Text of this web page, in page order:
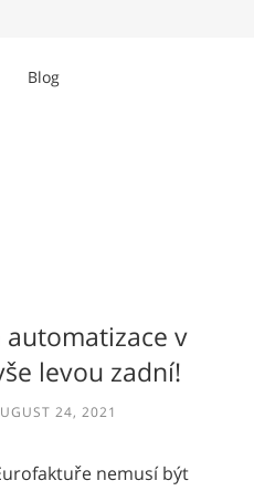
Blog
automatizace v
levou zadní!
24, 2021
nemusí být